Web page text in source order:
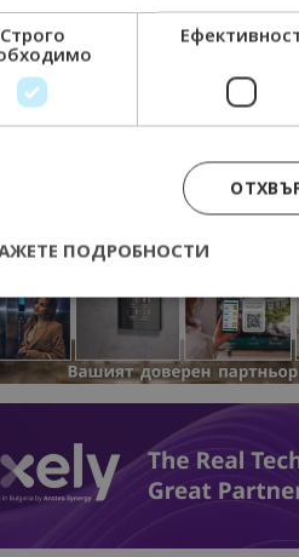
ТУК!
новини
VIBER
INSTAGRAM
Строго
ПОДРОБНОСТИ
Строго необходимо
на акаунта. Уебсайтът не може да се
Доставчик
Домейн
lisandraramos.com
7